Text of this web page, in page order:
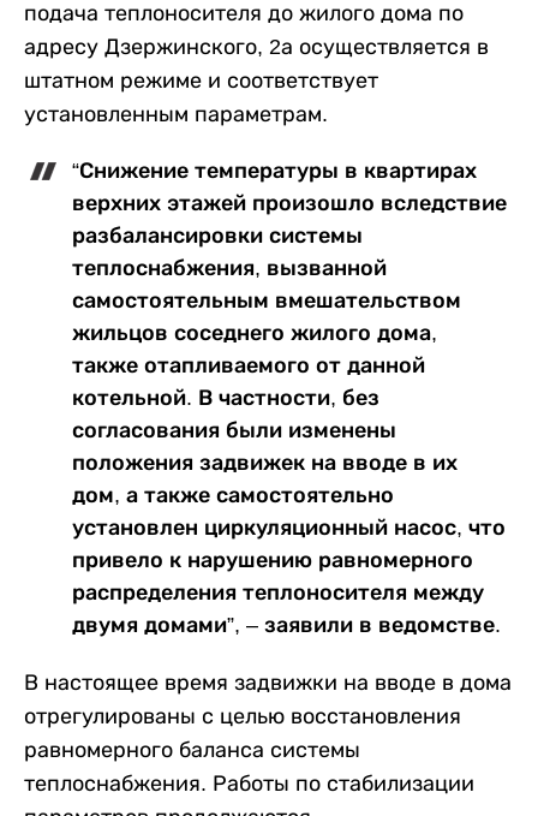
подача теплоносителя до жилого дома по
адресу Дзержинского, 2а осуществляется в
штатном режиме и соответствует
установленным параметрам.
“Снижение температуры в квартирах
верхних этажей произошло вследствие
разбалансировки системы
теплоснабжения, вызванной
самостоятельным вмешательством
жильцов соседнего жилого дома,
также отапливаемого от данной
котельной. В частности, без
согласования были изменены
положения задвижек на вводе в их
дом, а также самостоятельно
установлен циркуляционный насос, что
привело к нарушению равномерного
распределения теплоносителя между
двумя домами”, – заявили в ведомстве.
В настоящее время задвижки на вводе в дома
отрегулированы с целью восстановления
равномерного баланса системы
теплоснабжения. Работы по стабилизации